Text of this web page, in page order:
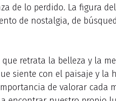
de lo perdido. La figura del
de nostalgia, de
retrata la belleza y la
siente con el paisaje y
de valorar cada